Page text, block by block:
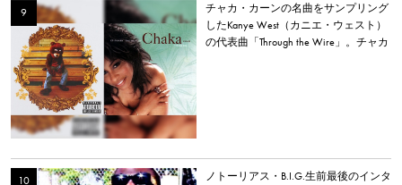
チャカ・カーンの名曲をサンプリング
したKanye West（カニエ・ウェスト）
の代表曲「Through the Wire」。チャカ
ノトーリアス・B.I.G.生前最後のインタ